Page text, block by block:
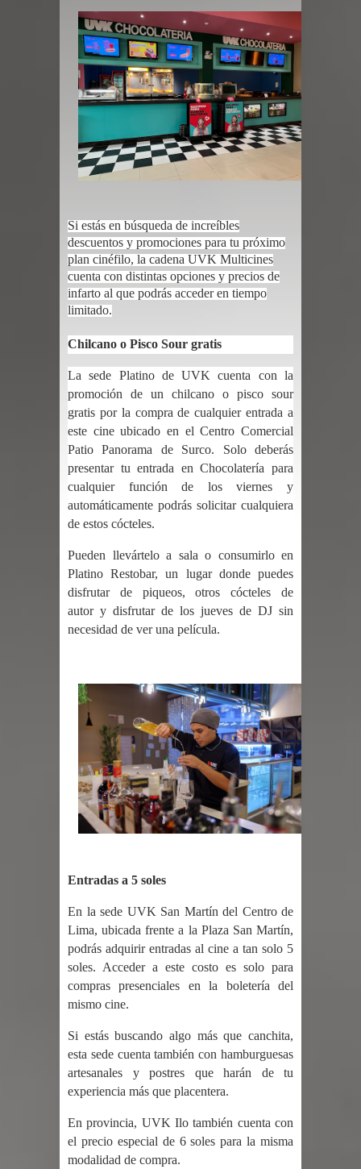
Si estás en búsqueda de increíbles
descuentos y promociones para tu próximo
plan cinéfilo, la cadena UVK Multicines
cuenta con distintas opciones y precios de
infarto al que podrás acceder en tiempo
limitado.
Chilcano o Pisco Sour gratis
La sede Platino de UVK cuenta con la
promoción de un chilcano o pisco sour
gratis por la compra de cualquier entrada a
este cine ubicado en el Centro Comercial
Patio Panorama de Surco. Solo deberás
presentar tu entrada en Chocolatería para
cualquier función de los viernes y
automáticamente podrás solicitar cualquiera
de estos cócteles.
Pueden llevártelo a sala o consumirlo en
Platino Restobar, un lugar donde puedes
disfrutar de piqueos, otros cócteles de
autor y disfrutar de los jueves de DJ sin
necesidad de ver una película.
Entradas a 5 soles
En la sede UVK San Martín del Centro de
Lima, ubicada frente a la Plaza San Martín,
podrás adquirir entradas al cine a tan solo 5
soles. Acceder a este costo es solo para
compras presenciales en la boletería del
mismo cine.
Si estás buscando algo más que canchita,
esta sede cuenta también con hamburguesas
artesanales y postres que harán de tu
experiencia más que placentera.
En provincia, UVK Ilo también cuenta con
el precio especial de 6 soles para la misma
modalidad de compra.